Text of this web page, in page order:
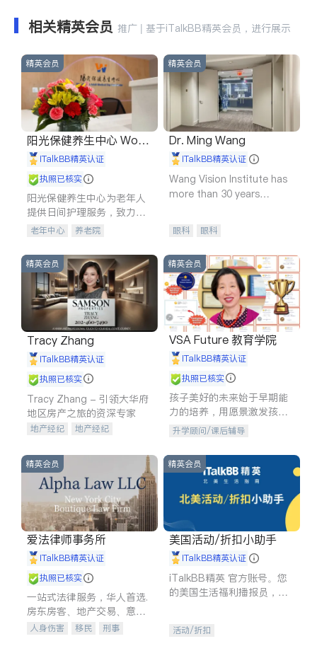
相关精英会员 推广 | 基于iTalkBB精英会员，进行展示
精英会员
阳光保健养生中心 World
shine
iTalkBB精英认证
执照已核实
阳光保健养生中心为老年人
提供日间护理服务，致力于
通过持续的护理创新来有效
老年中心 养老院
精英会员
Dr. Ming Wang
iTalkBB精英认证
Wang Vision Institute has
more than 30 years
眼科 眼科
精英会员
Tracy Zhang
iTalkBB精英认证
执照已核实
Tracy Zhang - 引领大华府
地区房产之旅的资深专家
地产经纪
地产经纪
商铺租售
精英会员
VSA Future 教育学院
iTalkBB精英认证
执照已核实
孩子美好的未来始于早期能
力的培养，用愿景激发孩子
的学习潜力和动力。理念：
拥有成长型心态是成功的基
石。
升学顾问/课后辅导
精英会员
爱法律师事务所
iTalkBB精英认证
执照已核实
一站式法律服务，华人首选.
房东房客、地产交易、意外
伤害、车祸重伤、商业诉
人身伤害 移民
刑事
精英会员
美国活动/折扣小助手
iTalkBB精英认证
iTalkBB精英 官方账号。您
的美国生活福利播报员，精
专属福利。
活动/折扣